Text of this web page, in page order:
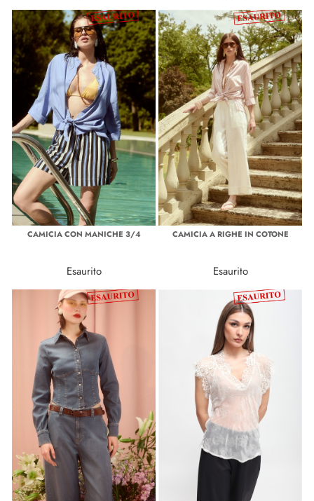
CAMICIA CON MANICHE 3/4
Esaurito
CAMICIA A RIGHE IN COTONE
Esaurito